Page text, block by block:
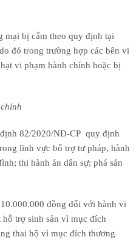
mại bị cấm theo quy định tại
đó trong trường hợp các bên vi
vi phạm hành chính hoặc bị
82/2020/NĐ-CP quy định
lĩnh vực bổ trợ tư pháp, hành
thi hành án dân sự; phá sản
đồng đối với hành vi
trợ sinh sản vì mục đích
thai hộ vì mục đích thương